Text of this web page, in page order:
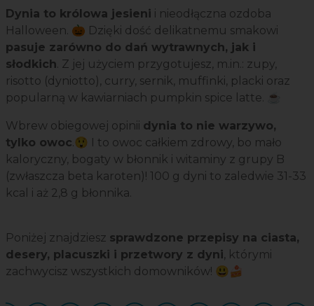
Dynia to królowa jesieni i nieodłączna ozdoba
Halloween. 🎃 Dzięki dość delikatnemu smakowi
pasuje zarówno do dań wytrawnych, jak i
słodkich. Z jej użyciem przygotujesz, m.in.: zupy,
risotto (dyniotto), curry, sernik, muffinki, placki oraz
popularną w kawiarniach pumpkin spice latte. ☕
Wbrew obiegowej opinii dynia to nie warzywo,
tylko owoc.😲 I to owoc całkiem zdrowy, bo mało
kaloryczny, bogaty w błonnik i witaminy z grupy B
(zwłaszcza beta karoten)! 100 g dyni to zaledwie 31-33
kcal i aż 2,8 g błonnika.
Poniżej znajdziesz sprawdzone przepisy na ciasta,
desery, placuszki i przetwory z dyni, którymi
zachwycisz wszystkich domowników! 😃🍰